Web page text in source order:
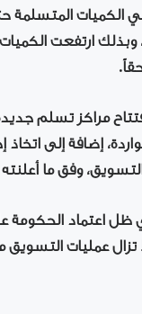
مراكز تسلم
إضافة إلى
وفق ما أعلنته
ظل اعتماد الحكومة
لا تزال عمليات